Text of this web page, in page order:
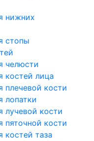
нижних
стопы
челюсти
костей лица
плечевой кости
лопатки
лучевой кости
пяточной кости
костей таза